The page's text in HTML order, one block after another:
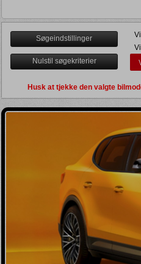
Søgeindstillinger
Nulstil søgekriterier
Levering senest om 2 uger
Anden dato
Kun på lokalt lager (
Kun tidligere købt (
Husk at tjekke den valgte